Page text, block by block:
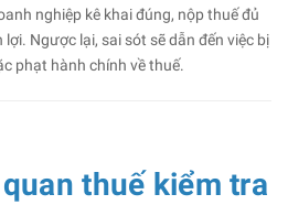
nghiệp kê khai đúng, nộp thuế đủ
Ngược lại, sai sót sẽ dẫn đến việc bị
phạt hành chính về thuế.
thuế kiểm tra